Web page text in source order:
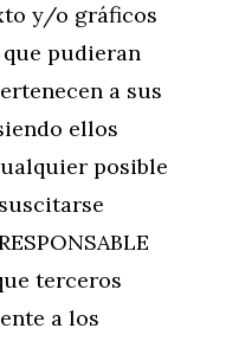
y/o gráficos
que pudieran
a sus
ellos
posible
terceros
a los